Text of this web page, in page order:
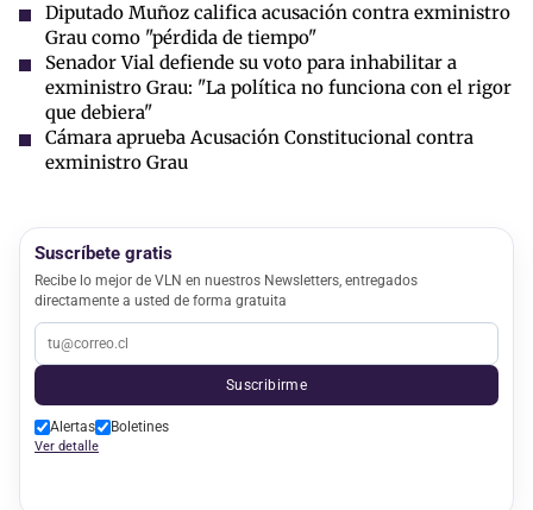
Diputado Muñoz califica acusación contra exministro
Grau como "pérdida de tiempo"
Senador Vial defiende su voto para inhabilitar a
exministro Grau: "La política no funciona con el rigor
que debiera"
Cámara aprueba Acusación Constitucional contra
exministro Grau
Suscríbete gratis
Recibe lo mejor de VLN en nuestros Newsletters, entregados
directamente a usted de forma gratuita
Suscribirme
Alertas Boletines
Ver detalle